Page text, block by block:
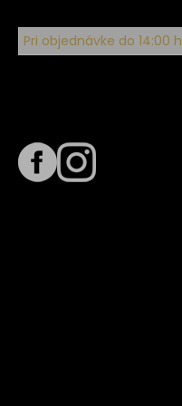
Pri objednávke do 14:00 h